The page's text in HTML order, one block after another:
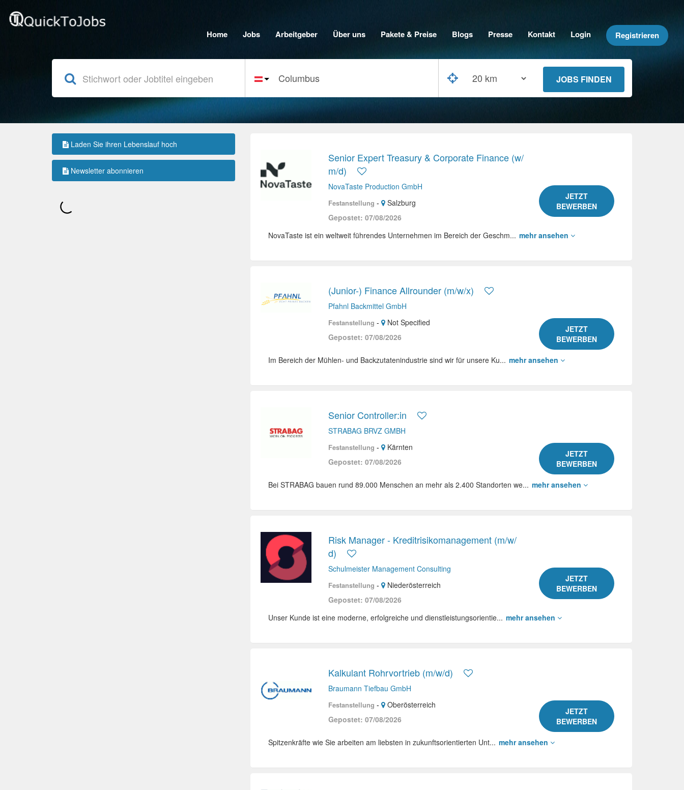
Home Jobs Arbeitgeber Über uns Pakete & Preise Blogs Presse Kontakt Login Registrieren
Laden Sie ihren Lebenslauf hoch
Newsletter abonnieren
Senior Expert Treasury & Corporate Finance (w/
m/d)
NovaTaste Production GmbH
Festanstellung - Salzburg
Gepostet: 07/08/2026
JETZT
BEWERBEN
NovaTaste ist ein weltweit führendes Unternehmen im Bereich der Geschm... mehr ansehen
(Junior-) Finance Allrounder (m/w/x)
Pfahnl Backmittel GmbH
Festanstellung -
Not Specified
Gepostet: 07/08/2026
JETZT
BEWERBEN
Im Bereich der Mühlen- und Backzutatenindustrie sind wir für unsere Ku... mehr ansehen
Senior Controller:in
STRABAG BRVZ GMBH
Festanstellung -
Kärnten
Gepostet: 07/08/2026
JETZT
BEWERBEN
Bei STRABAG bauen rund 89.000 Menschen an mehr als 2.400 Standorten we... mehr ansehen
Risk Manager - Kreditrisikomanagement (m/w/
d)
Schulmeister Management Consulting
Festanstellung -
Niederösterreich
Gepostet: 07/08/2026
JETZT
BEWERBEN
Unser Kunde ist eine moderne, erfolgreiche und dienstleistungsorientie... mehr ansehen
Kalkulant Rohrvortrieb (m/w/d)
Braumann Tiefbau GmbH
Festanstellung - Oberösterreich
Gepostet: 07/08/2026
JETZT
BEWERBEN
Spitzenkräfte wie Sie arbeiten am liebsten in zukunftsorientierten Unt... mehr ansehen